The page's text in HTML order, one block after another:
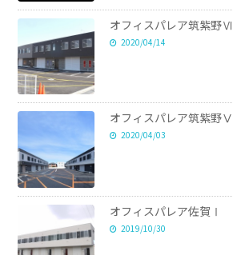
オフィスパレア筑紫野Ⅵ
2020/04/14
オフィスパレア筑紫野Ⅴ
2020/04/03
オフィスパレア佐賀Ⅰ
2019/10/30